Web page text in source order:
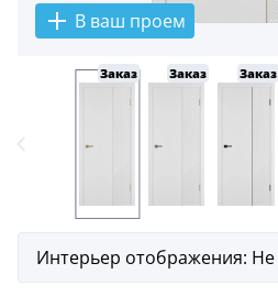
В ваш проем
Заказ Заказ Заказ
Интерьер отображения: